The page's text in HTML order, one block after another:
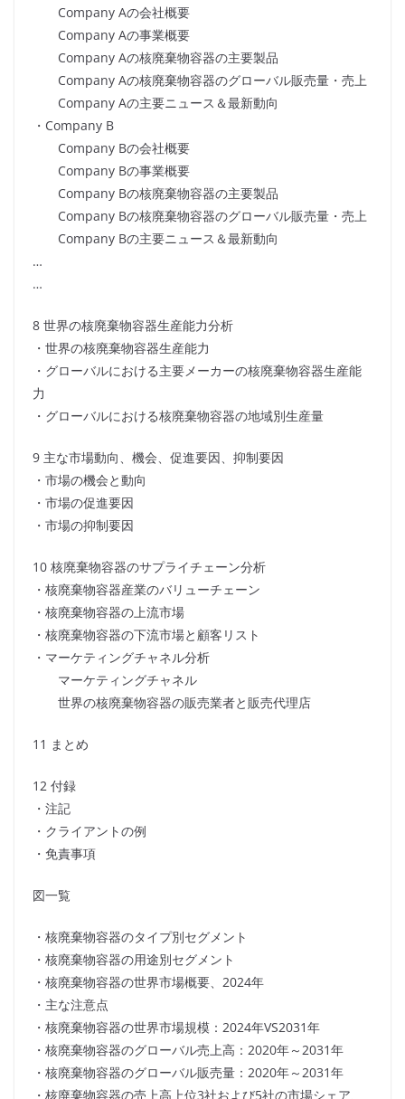
Company Aの会社概要
Company Aの事業概要
Company Aの核廃棄物容器の主要製品
Company Aの核廃棄物容器のグローバル販売量・売上
Company Aの主要ニュース＆最新動向
・Company B
Company Bの会社概要
Company Bの事業概要
Company Bの核廃棄物容器の主要製品
Company Bの核廃棄物容器のグローバル販売量・売上
Company Bの主要ニュース＆最新動向
…
…
8 世界の核廃棄物容器生産能力分析
・世界の核廃棄物容器生産能力
・グローバルにおける主要メーカーの核廃棄物容器生産能
力
・グローバルにおける核廃棄物容器の地域別生産量
9 主な市場動向、機会、促進要因、抑制要因
・市場の機会と動向
・市場の促進要因
・市場の抑制要因
10 核廃棄物容器のサプライチェーン分析
・核廃棄物容器産業のバリューチェーン
・核廃棄物容器の上流市場
・核廃棄物容器の下流市場と顧客リスト
・マーケティングチャネル分析
マーケティングチャネル
世界の核廃棄物容器の販売業者と販売代理店
11 まとめ
12 付録
・注記
・クライアントの例
・免責事項
図一覧
・核廃棄物容器のタイプ別セグメント
・核廃棄物容器の用途別セグメント
・核廃棄物容器の世界市場概要、2024年
・主な注意点
・核廃棄物容器の世界市場規模：2024年VS2031年
・核廃棄物容器のグローバル売上高：2020年～2031年
・核廃棄物容器のグローバル販売量：2020年～2031年
・核廃棄物容器の売上高上位3社および5社の市場シェア、